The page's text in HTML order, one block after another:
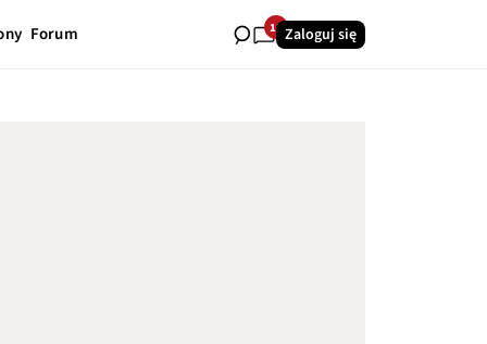
Forum 11Zaloguj się